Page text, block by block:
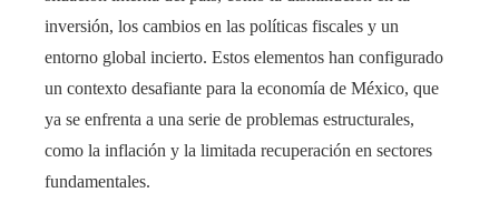
inversión, los cambios en las políticas fiscales y un
entorno global incierto. Estos elementos han configurado
un contexto desafiante para la economía de México, que
ya se enfrenta a una serie de problemas estructurales,
como la inflación y la limitada recuperación en sectores
fundamentales.